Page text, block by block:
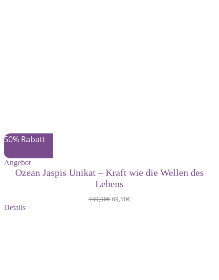
50% Rabatt
AngebotProdukt
im
Angebot
Ozean Jaspis Unikat – Kraft wie die Wellen des
Lebens
139,00€ Ursprünglicher
69,50€
Details